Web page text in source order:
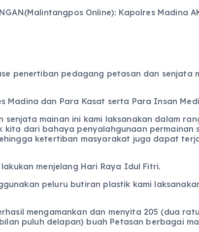
Online): Kapolres Madina
penertiban pedagang petasan dan
dan Para Kasat serta Para Insan
mainan ini kami laksanakan dalam
kita dari bahaya penyalahgunaan permainan
ketertiban masyarakat juga dapat
menjelang Hari Raya Idul Fitri.
peluru butiran plastik kami
mengamankan dan menyita 205 (dua
puluh delapan) buah Petasan berbagai